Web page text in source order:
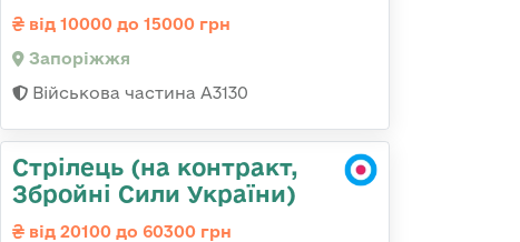
від 10000 до 15000 грн
Запоріжжя
Військова частина А3130
Стрілець (на контракт,
Збройні Сили України)
від 20100 до 60300 грн